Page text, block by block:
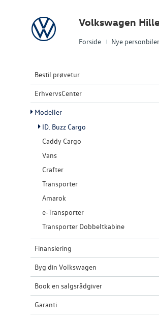
Forside Nye personbiler
Volkswagen Volkswagen
Bestil prøvetur
ErhvervsCenter
Modeller
ID. Buzz Cargo
Caddy Cargo
Vans
Crafter
Transporter
Amarok
e-Transporter
Transporter Dobbeltkabine
Finansiering
Byg din Volkswagen
Book en salgsrådgiver
Garanti